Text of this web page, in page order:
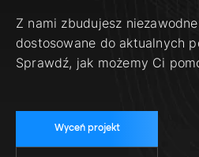
Z nami zbudujesz
dostosowane do aktualnych
Sprawdź, jak możemy Ci
Wyceń projekt